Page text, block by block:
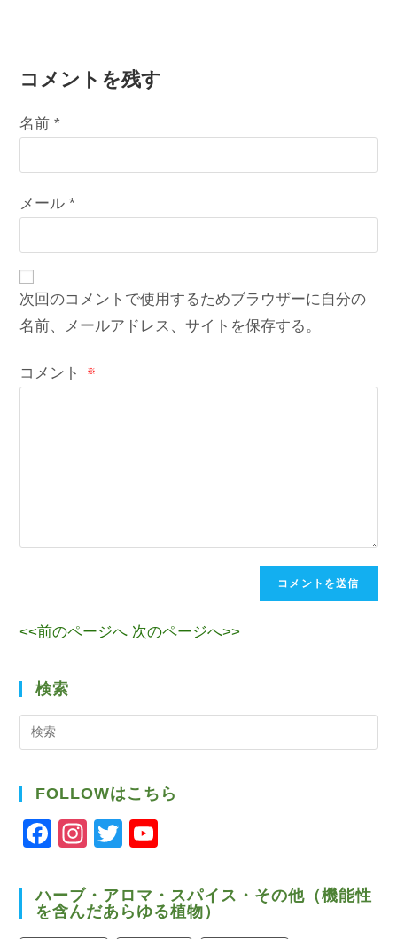
す、、。
が多く面白いで
す。
名前 (必須)メールアドレス (必須)サイト
コメントを残す
名前*
メール*
次回のコメントで使用するためブラウザーに自分の
名前、メールアドレス、サイトを保存する。
コメント ※
<<前のページへ 次のページへ>>
検索
検
索
FOLLOWはこちら
F
c
e
In
a
gr
T
tt
er
u
T
ハーブ・アロマ・スパイス・その他（機能性
を含んだあらゆる植物）